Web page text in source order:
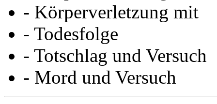
- Körperverletzung mit
- Todesfolge
- Totschlag und Versuch
- Mord und Versuch